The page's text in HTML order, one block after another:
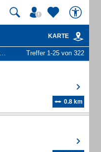
KARTE
Treffer 1-25 von 322
0.8 km